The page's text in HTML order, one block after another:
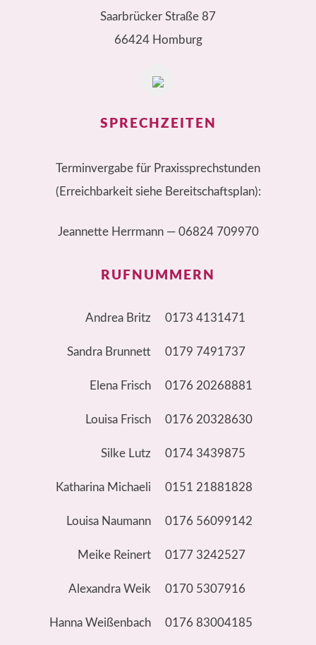
Saarbrücker Straße 87
66424 Homburg
SPRECHZEITEN
Terminvergabe für Praxissprechstunden
(Erreichbarkeit siehe Bereitschaftsplan):
Jeannette Herrmann — 06824 709970
RUFNUMMERN
Andrea Britz 0173 4131471
Sandra Brunnett 0179 7491737
Elena Frisch 0176 20268881
Louisa Frisch 0176 20328630
Silke Lutz 0174 3439875
Katharina Michaeli 0151 21881828
Louisa Naumann 0176 56099142
Meike Reinert 0177 3242527
Alexandra Weik 0170 5307916
Hanna Weißenbach 0176 83004185